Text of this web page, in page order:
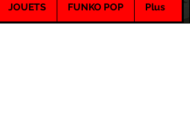
JOUETS FUNKO POP Plus